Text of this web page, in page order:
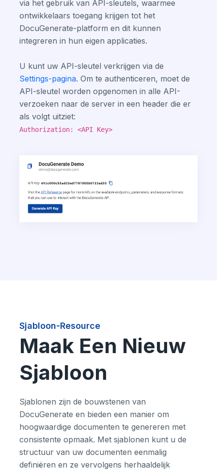
via het gebruik van API-sleutels, waarmee
ontwikkelaars toegang krijgen tot het
DocuGenerate-platform en dit kunnen
integreren in hun eigen applicaties.
U kunt uw API-sleutel verkrijgen via de
Settings-pagina. Om te authenticeren, moet de
API-sleutel worden opgenomen in alle API-
verzoeken naar de server in een header die er
als volgt uitziet:
Authorization: <API Key>
Sjabloon-Resource
Maak Een Nieuw
Sjabloon
Sjablonen zijn de bouwstenen van
DocuGenerate en bieden een manier om
hoogwaardige documenten te genereren met
consistente opmaak. Met sjablonen kunt u de
structuur van uw documenten eenmalig
definiëren en ze vervolgens herhaaldelijk